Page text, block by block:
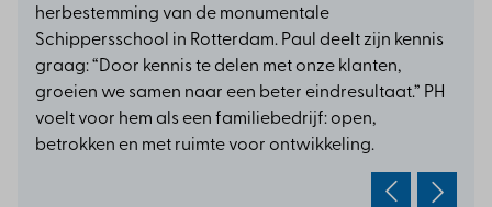
herbestemming van de monumentale
Schippersschool in Rotterdam. Paul deelt zijn kennis
graag: “Door kennis te delen met onze klanten,
groeien we samen naar een beter eindresultaat.” PH
voelt voor hem als een familiebedrijf: open,
betrokken en met ruimte voor ontwikkeling.